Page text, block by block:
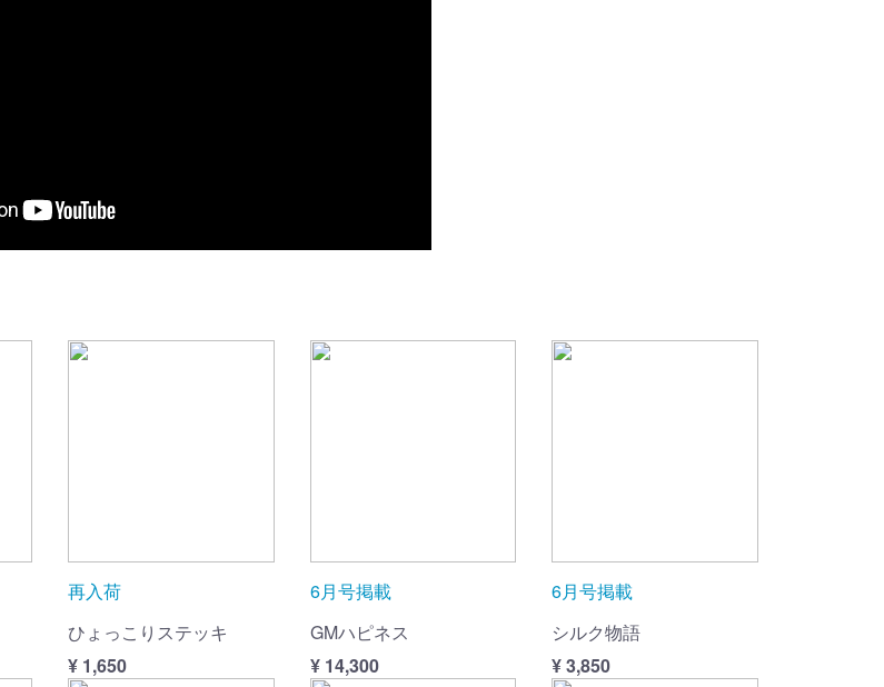
再入荷
ひょっこりステッキ
¥ 1,650
6月号掲載
GMハピネス
¥ 14,300
6月号掲載
シルク物語
¥ 3,850